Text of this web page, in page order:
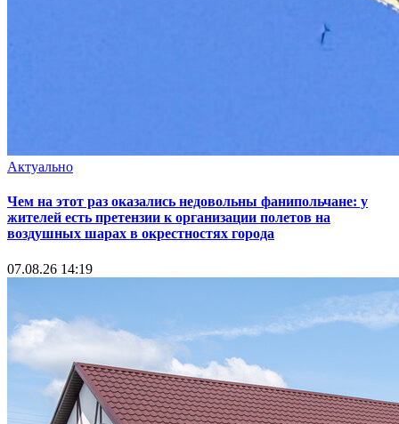
Актуально
Чем на этот раз оказались недовольны фанипольчане: у
жителей есть претензии к организации полетов на
воздушных шарах в окрестностях города
07.08.26 14:19